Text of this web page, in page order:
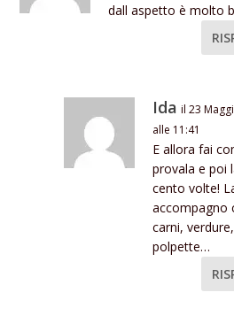
dall aspetto è molto
Ida il 23
alle 11:41
E allora fai
provala e poi
cento volte!
accompagno
carni, verdure,
polpette…